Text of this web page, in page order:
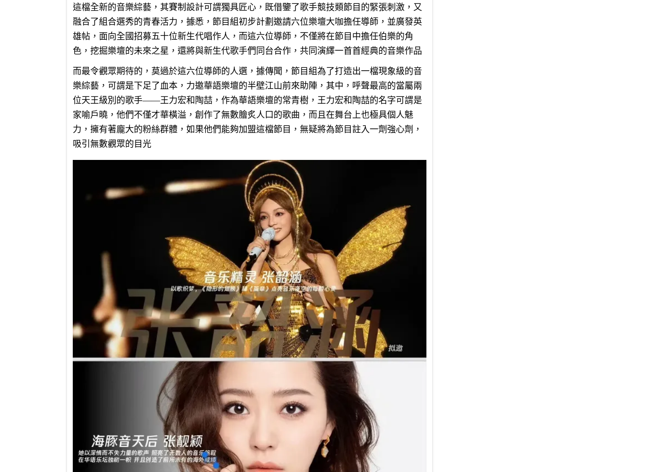
這檔全新的音樂綜藝，其賽制設計可謂獨具匠心，既借鑒了歌手競技類節目的緊張刺激，又
融合了組合選秀的青春活力，據悉，節目組初步計劃邀請六位樂壇大咖擔任導師，並廣發英
雄帖，面向全國招募五十位新生代唱作人，而這六位導師，不僅將在節目中擔任伯樂的角
色，挖掘樂壇的未來之星，還將與新生代歌手們同台合作，共同演繹一首首經典的音樂作品
而最令觀眾期待的，莫過於這六位導師的人選，據傳聞，節目組為了打造出一檔現象級的音
樂綜藝，可謂是下足了血本，力邀華語樂壇的半壁江山前來助陣，其中，呼聲最高的當屬兩
位天王級別的歌手——王力宏和陶喆，作為華語樂壇的常青樹，王力宏和陶喆的名字可謂是
家喻戶曉，他們不僅才華橫溢，創作了無數膾炙人口的歌曲，而且在舞台上也極具個人魅
力，擁有著龐大的粉絲群體，如果他們能夠加盟這檔節目，無疑將為節目註入一劑強心劑，
吸引無數觀眾的目光